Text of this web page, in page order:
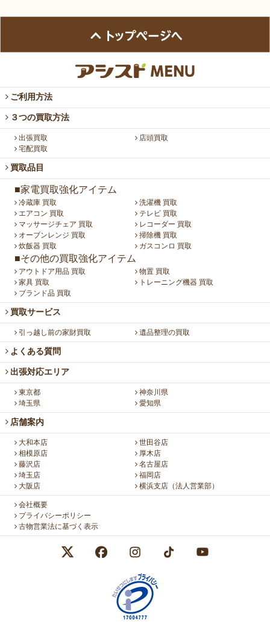
ご利用方法
３つの買取方法
出張買取
店頭買取
宅配買取
買取品目
■家電買取強化アイテム
冷蔵庫 買取
洗濯機 買取
エアコン 買取
テレビ 買取
マッサージチェア 買取
レコーダー 買取
オーブンレンジ 買取
掃除機 買取
炊飯器 買取
ガスコンロ 買取
■その他の買取強化アイテム
アウトドア用品 買取
物置 買取
家具 買取
トレーニング機器 買取
ブランド品 買取
買取サービス
引っ越し前の家財買取 遺品整理の買取
よくある質問
出張対応エリア
東京都
神奈川県
埼玉県
愛知県
店舗案内
大和本店
世田谷店
相模原店
厚木店
藤沢店
名古屋店
埼玉店
福岡店
大阪店
横浜支店（法人営業部）
会社概要
プライバシーポリシー
古物営業法に基づく表示